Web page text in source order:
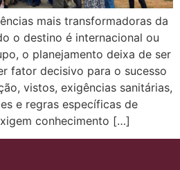
mais transformadoras da
o destino é internacional ou
o planejamento deixa de ser
fator decisivo para o sucesso
vistos, exigências sanitárias,
e regras específicas de
conhecimento […]